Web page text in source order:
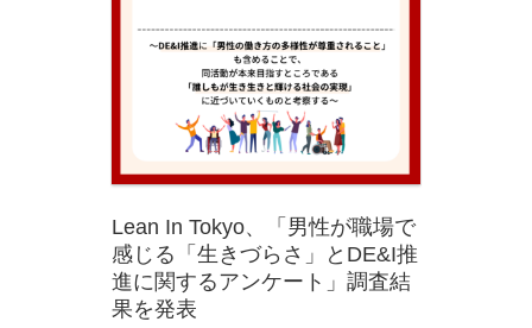
Lean In Tokyo、「男性が職場で
感じる「生きづらさ」とDE&I推
進に関するアンケート」調査結
果を発表